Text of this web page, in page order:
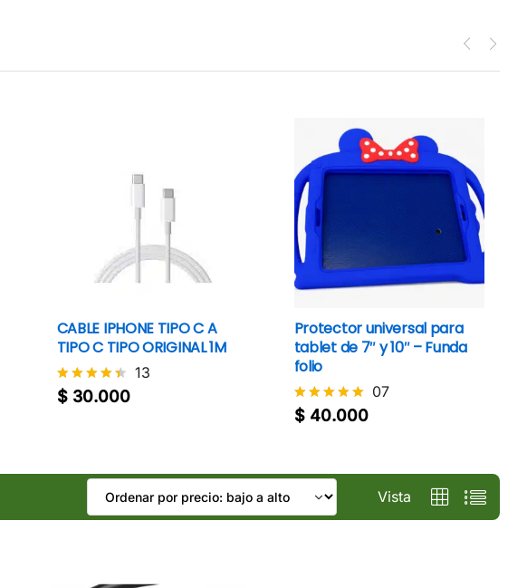
CABLE IPHONE TIPO C A
TIPO C TIPO ORIGINAL 1M
Valorado
con
13
$30.000
$30.000
Protector universal para
tablet de 7″ y 10″ – Funda
folio
Valorado
con
07
$40.000
$ 40.000
Vista